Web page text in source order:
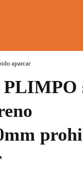
aparcar